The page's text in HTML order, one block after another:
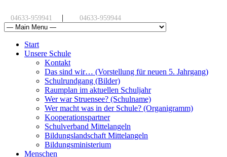
04633-959941 | 04633-959944
Start
Unsere Schule
Kontakt
Das sind wir… (Vorstellung für neuen 5. Jahrgang)
Schulrundgang (Bilder)
Raumplan im aktuellen Schuljahr
Wer war Struensee? (Schulname)
Wer macht was in der Schule? (Organigramm)
Kooperationspartner
Schulverband Mittelangeln
Bildungslandschaft Mittelangeln
Bildungsministerium
Menschen